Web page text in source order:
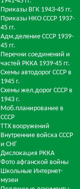
Приказы ВГК 1943-45 гг.
Приказы НКО СССР 1937-
45 гг.
Адм.деление СССР 1939-
45 гг.
Перечни соединений и
частей РККА 1939-45 гг.
Схемы автодорог СССР в
1945 г.
Схемы жел.дорог СССР в
1943 г.
Моб.планирование в
СССР
ТТХ вооружений
Внутренние войска СССР
и СНГ
Дислокация РККА
Фото афганской войны
Школьные Интернет-
музеи